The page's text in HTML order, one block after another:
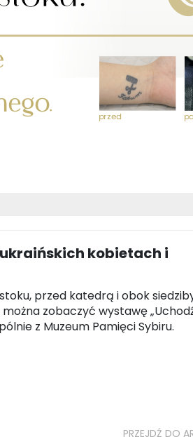
kobietach i
przed katedrą i obok
zobaczyć wystawę
z Muzeum Pamięci Sybiru.
PRZEJDŹ DO